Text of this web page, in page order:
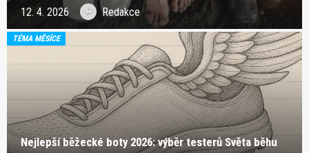
12. 4. 2026 Redakce
TÉMA MĚSÍCE
Nejlepší běžecké boty 2026: výběr testerů Světa běhu